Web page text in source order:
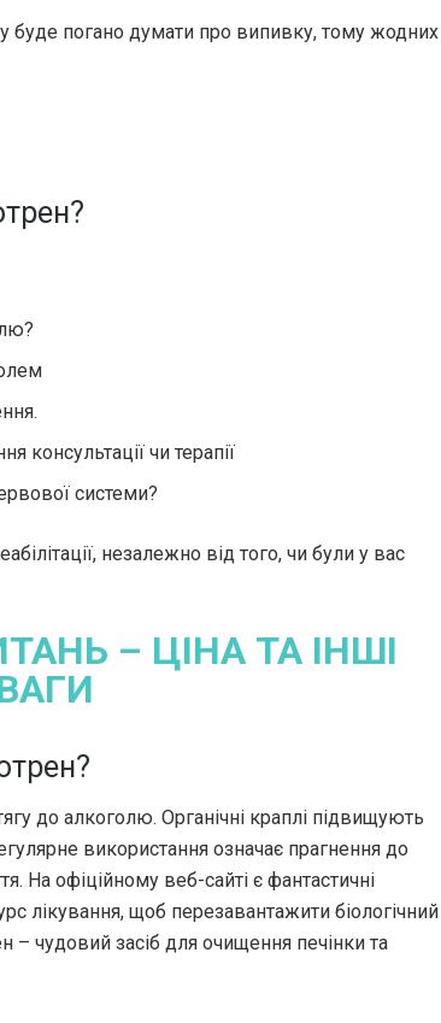
погано думати про випивку, тому жодних
консультації чи терапії
системи?
незалежно від того, чи були у вас
– ЦІНА ТА ІНШІ
до алкоголю. Органічні краплі підвищують
використання означає прагнення до
На офіційному веб-сайті є фантастичні
лікування, щоб перезавантажити біологічний
– чудовий засіб для очищення печінки та